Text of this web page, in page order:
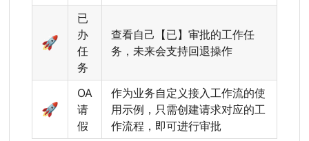
🚀
已
办
任
务
查看自己【已】审批的工作任
务，未来会支持回退操作
🚀
OA
请
假
作为业务自定义接入工作流的使
用示例，只需创建请求对应的工
作流程，即可进行审批